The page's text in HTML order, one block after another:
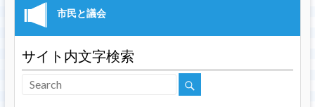
サイト内文字検索